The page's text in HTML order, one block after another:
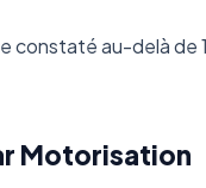
constaté au-delà de
Motorisation